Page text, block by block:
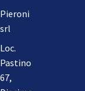
Pieroni
srl
Loc.
Pastino
67,